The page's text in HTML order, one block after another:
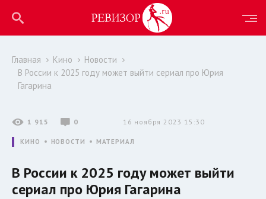
Главная Кино
Новости
В России к 2025 году может выйти сериал про Юрия
Гагарина
1 915 0 16 ноября 2023 15:30
КИНО НОВОСТИ МАТЕРИАЛ
В России к 2025 году может выйти
сериал про Юрия Гагарина